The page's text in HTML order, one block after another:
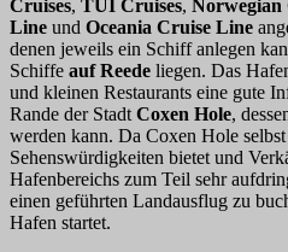
Cruises, TUI Cruises, Norwegian
Line und Oceania Cruise Line
denen jeweils ein Schiff anlegen
Schiffe auf Reede liegen. Das
und kleinen Restaurants eine gute
Rande der Stadt Coxen Hole,
werden kann. Da Coxen Hole
Sehenswürdigkeiten bietet und
Hafenbereichs zum Teil sehr
einen geführten Landausflug zu
Hafen startet.